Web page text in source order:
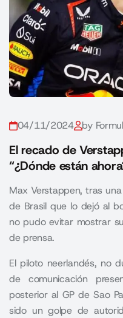
04/11/2024 by
El recado de
“¿Dónde están
Max Verstappen, tras
de Brasil que lo dejó al
no pudo evitar mostrar
de prensa.
El piloto neerlandés, no
de comunicación
posterior al GP de Sao
sido un golpe de